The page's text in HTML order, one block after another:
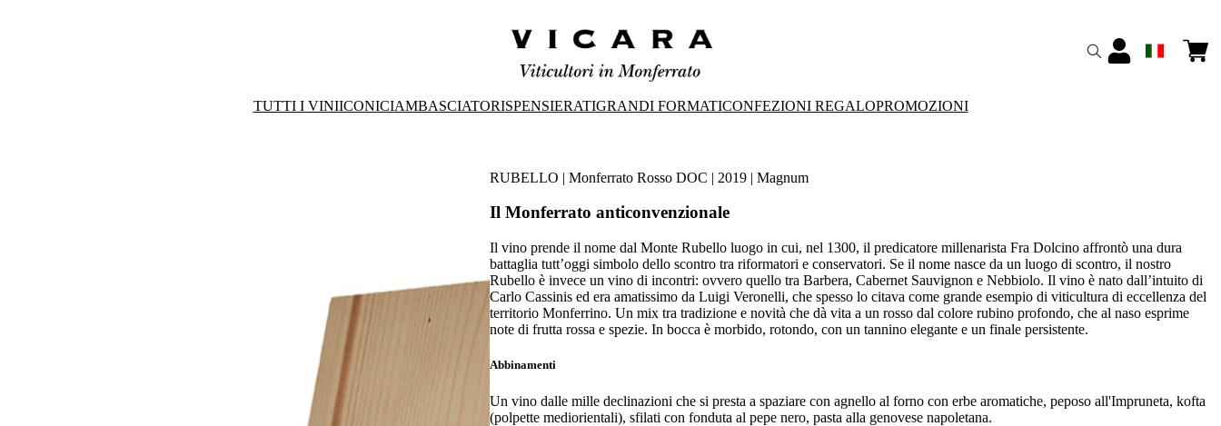
TUTTI I VINIICONICIAMBASCIATORISPENSIERATIGRANDI FORMATICONFEZIONI REGALOPROMOZIONI
RUBELLO | Monferrato Rosso DOC | 2019 | Magnum
Il Monferrato anticonvenzionale
Il vino prende il nome dal Monte Rubello luogo in cui, nel 1300, il predicatore millenarista Fra Dolcino affrontò una dura
battaglia tutt’oggi simbolo dello scontro tra riformatori e conservatori. Se il nome nasce da un luogo di scontro, il nostro
Rubello è invece un vino di incontri: ovvero quello tra Barbera, Cabernet Sauvignon e Nebbiolo. Il vino è nato dall’intuito di
Carlo Cassinis ed era amatissimo da Luigi Veronelli, che spesso lo citava come grande esempio di viticultura di eccellenza del
territorio Monferrino. Un mix tra tradizione e novità che dà vita a un rosso dal colore rubino profondo, che al naso esprime
note di frutta rossa e spezie. In bocca è morbido, rotondo, con un tannino elegante e un finale persistente.
Abbinamenti
Un vino dalle mille declinazioni che si presta a spaziare con agnello al forno con erbe aromatiche, peposo all'Impruneta, kofta
(polpette mediorientali), sfilati con fonduta al pepe nero, pasta alla genovese napoletana.